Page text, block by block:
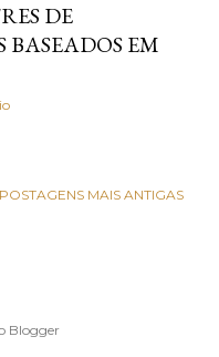
DE
BASEADOS EM
POSTAGENS MAIS ANTIGAS
Blogger